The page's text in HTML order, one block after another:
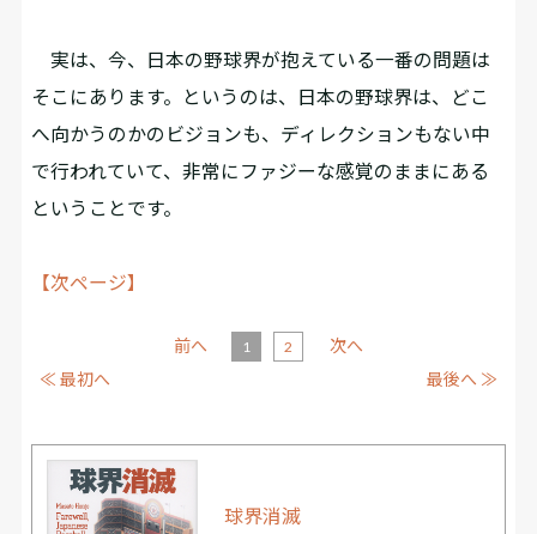
実は、今、日本の野球界が抱えている一番の問題は
そこにあります。というのは、日本の野球界は、どこ
へ向かうのかのビジョンも、ディレクションもない中
で行われていて、非常にファジーな感覚のままにある
ということです。
【次ページ】
≪ 最初へ
前へ 1 2
次へ
最後へ ≫
球界消滅